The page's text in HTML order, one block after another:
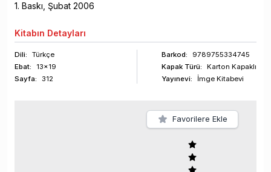
1. Baskı, Şubat 2006
Kitabın Detayları
Dili:
Türkçe
Ebat:
13x19
Sayfa: 312
Barkod:
9789755334745
Kapak Türü:
Karton Kapaklı
Yayınevi:
İmge Kitabevi
Favorilere Ekle